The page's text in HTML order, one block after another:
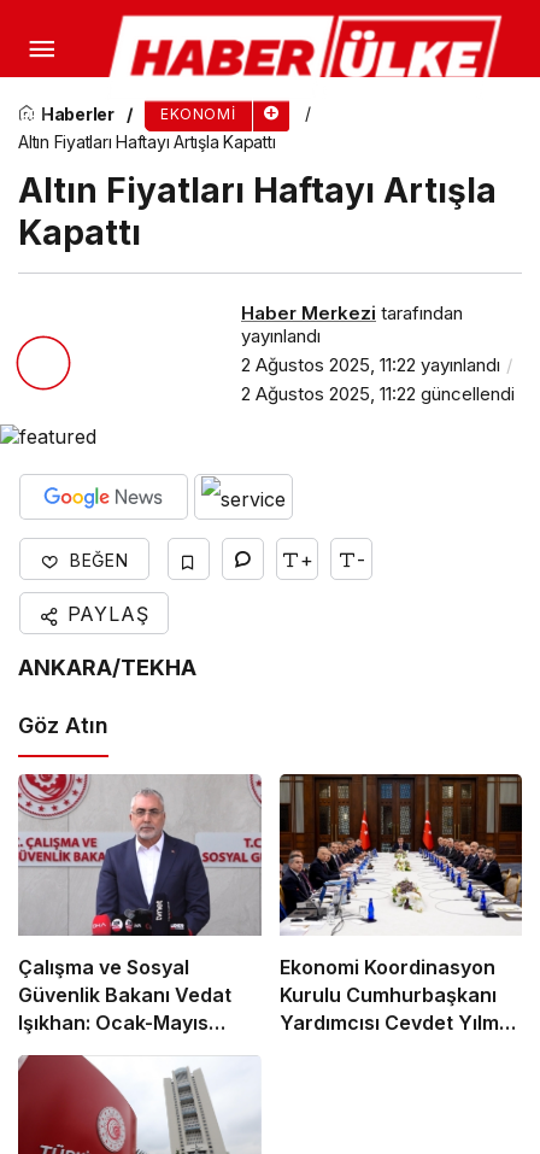
Haberler EKONOMI
Altın Fiyatları Haftayı Artışla Kapattı
Altın Fiyatları Haftayı Artışla
Kapattı
Haber Merkezi tarafından
yayınlandı
2 Ağustos 2025, 11:22 yayınlandı
2 Ağustos 2025, 11:22 güncellendi
BEĞEN + -
PAYLAŞ
ANKARA/TEKHA
Göz Atın
Çalışma ve Sosyal
Güvenlik Bakanı Vedat
Işıkhan: Ocak-Mayıs
Ayları Arasında 590 Bine
Yakın İşe Yerleştirmeye
Aracılık Ettik
Ekonomi Koordinasyon
Kurulu Cumhurbaşkanı
Yardımcısı Cevdet Yılmaz
Ergün Atalay Teklif Detaylarını Açıkladı: Son
Karar Cumartesi Günü Verilecek